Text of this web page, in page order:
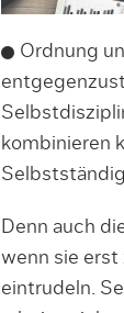
Ordnung
kombinieren
Denn auch
wenn sie erst
eintrudeln.